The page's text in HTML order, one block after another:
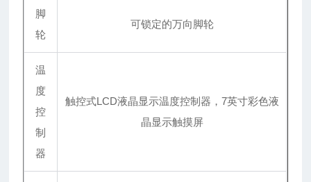
脚
轮
可锁定的万向脚轮
温
度
控
制
器
触控式LCD液晶显示温度控制器，7英寸彩色液
晶显示触摸屏